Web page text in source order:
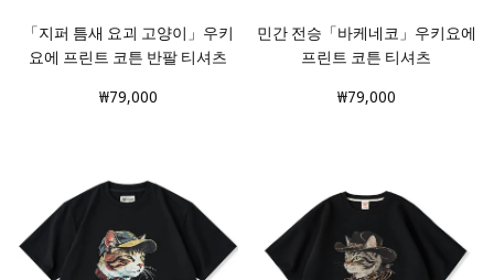
「지퍼 틈새 요괴 고양이」우키
요에 프린트 코튼 반팔 티셔츠
₩79,000
민간 전승「바케네코」우키요에
프린트 코튼 티셔츠
₩79,000